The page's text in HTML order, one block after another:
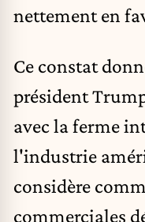
nettement en
Ce constat
président
avec la ferme
l'industrie
considère
commerciales